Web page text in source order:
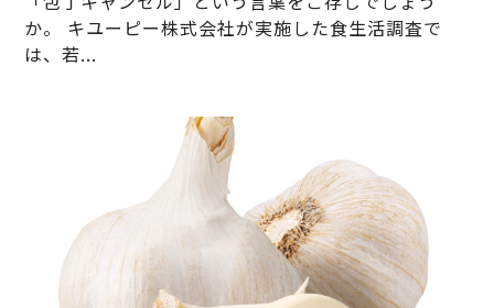
か。 キユーピー株式会社が実施した食生活調査で
は、若...